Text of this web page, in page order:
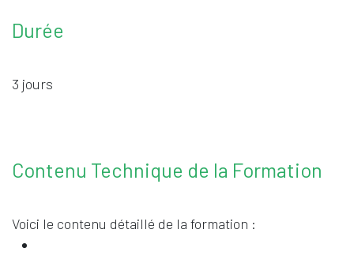
Durée
3 jours
Contenu Technique de la Formation
Voici le contenu détaillé de la formation :